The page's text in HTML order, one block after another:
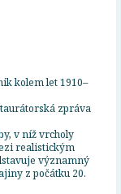
kolem let 1910–
zpráva
v níž vrcholy
realistickým
významný
z počátku 20.